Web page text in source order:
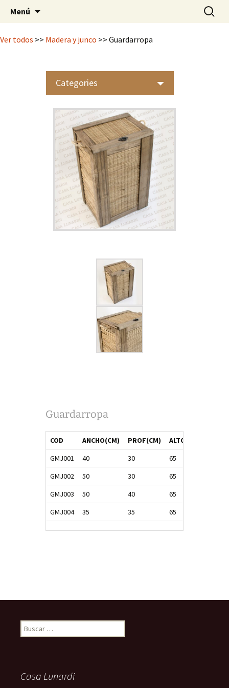
Casa Lunardi
Mimbrería Artesanal
Menú
Buscar:
Ver todos >> Madera y junco >> Guardarropa
Categories
Guardarropa
COD ANCHO(CM) PROF(CM)
ALTO(CM)
GMJ001
40 30
65
GMJ002
50 30
65
GMJ003
50 40
65
GMJ004
35 35 65
Buscar:
Casa Lunardi